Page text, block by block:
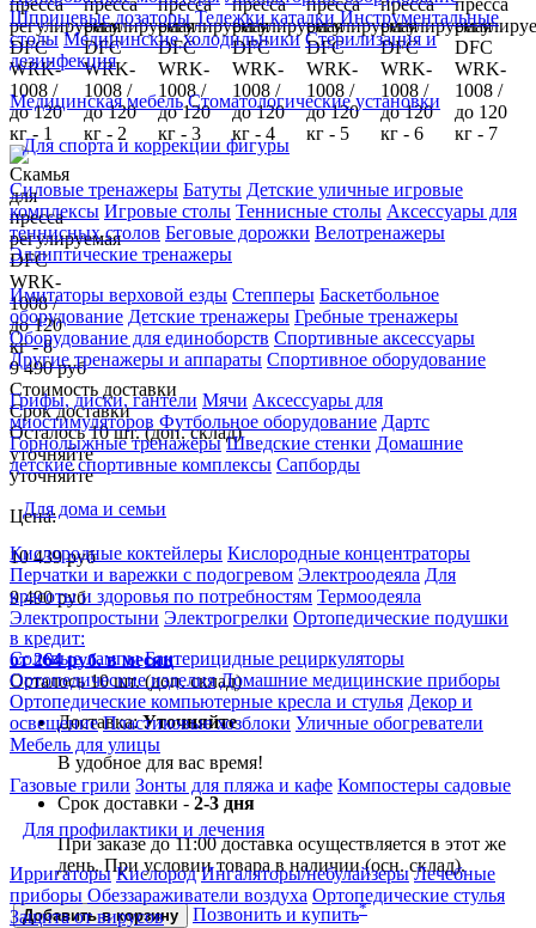
Шприцевые дозаторы Тележки каталки Инструментальные
столы Медицинские холодильники Стерилизация и
дезинфекция
Медицинская мебель Стоматологические установки
Для спорта и коррекции фигуры
Силовые тренажеры Батуты Детские уличные игровые
комплексы Игровые столы Теннисные столы Аксессуары для
теннисных столов Беговые дорожки Велотренажеры
Эллиптические тренажеры
Имитаторы верховой езды Степперы Баскетбольное
оборудование Детские тренажеры Гребные тренажеры
Оборудование для единоборств Спортивные аксессуары
Другие тренажеры и аппараты Спортивное оборудование
Грифы, диски, гантели Мячи Аксессуары для
миостимуляторов Футбольное оборудование Дартс
Горнолыжные тренажёры Шведские стенки Домашние
детские спортивные комплексы Сапборды
Для дома и семьи
Кислородные коктейлеры Кислородные концентраторы
Перчатки и варежки с подогревом Электроодеяла Для
красоты и здоровья по потребностям Термоодеяла
Электропростыни Электрогрелки Ортопедические подушки
Солевые лампы Бактерицидные рециркуляторы
Ортопедические изделия Домашние медицинские приборы
Ортопедические компьютерные кресла и стулья Декор и
освещение Пластиковые хозблоки Уличные обогреватели
Мебель для улицы
Газовые грили Зонты для пляжа и кафе Компостеры садовые
Для профилактики и лечения
Ирригаторы Кислород Ингаляторы/небулайзеры Лечебные
приборы Обеззараживатели воздуха Ортопедические стулья
Защита от вирусов
9 490 руб
Стоимость доставки
Срок доставки
Осталось 10 шт. (доп. склад)
уточняйте
уточняйте
Цена:
10 439руб
9 490руб
в кредит:
от 264 руб. в месяц
Осталось 10 шт. (доп. склад)
Доставка:Уточняйте
В удобное для вас время!
Срок доставки - 2-3 дня
При заказе до 11:00 доставка осуществляется в этот же
день. При условии товара в наличии (осн. склад).
Добавить в корзину Позвонить и купить*